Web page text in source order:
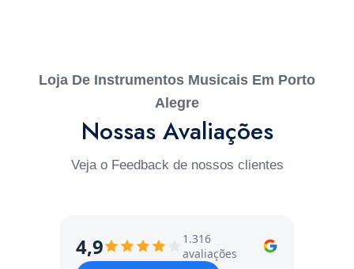
Loja De Instrumentos Musicais Em Porto
Alegre
Nossas Avaliações
Veja o Feedback de nossos clientes
4,9
1.316
avaliações